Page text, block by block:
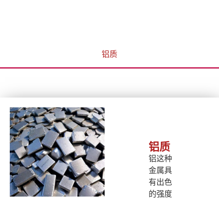
铝质
铝质
铝这种
金属具
有出色
的强度